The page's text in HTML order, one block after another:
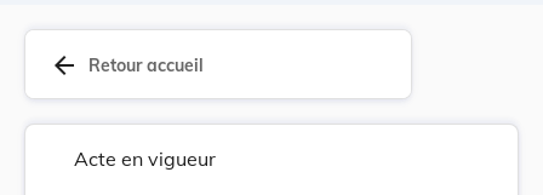
arrow_back Retour accueil
Acte en vigueur